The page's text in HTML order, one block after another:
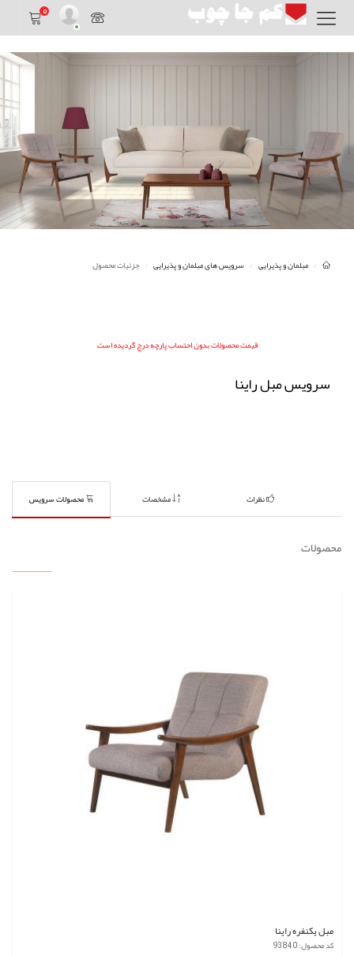
0
مبلمان و پذیرایی سرویس های مبلمان و پذیرایی جزئیات محصول
قیمت محصولات بدون احتساب پارچه درج گردیده است
سرویس مبل راینا
نظرات مشخصات محصولات سرویس
محصولات
مبل یکنفره راینا
کد محصول: 93840